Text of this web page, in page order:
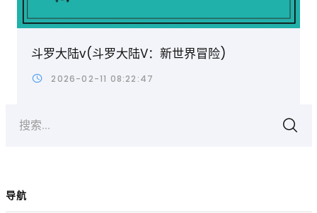
斗罗大陆v(斗罗大陆V：新世界冒险)
2026-02-11 08:22:47
搜索...
导航